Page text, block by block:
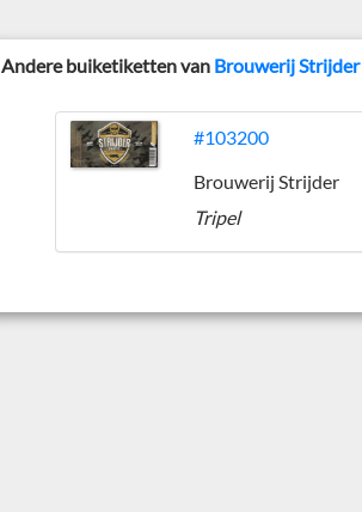
Andere buiketiketten van Brouwerij Strijder
#103200
Brouwerij Strijder
Tripel